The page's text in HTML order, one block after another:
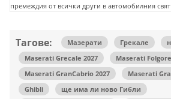
премеждия от всички други в автомобилния свят
Тагове: Мазерати Грекале
Maserati Grecale 2027
Maserati Folgore
Maserati GranCabrio 2027
Maserati
Ghibli
ще има ли ново Гибли